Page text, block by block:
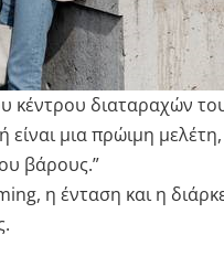
κέντρου διαταραχών
μια πρώιμη
βάρους.”
η ένταση και η